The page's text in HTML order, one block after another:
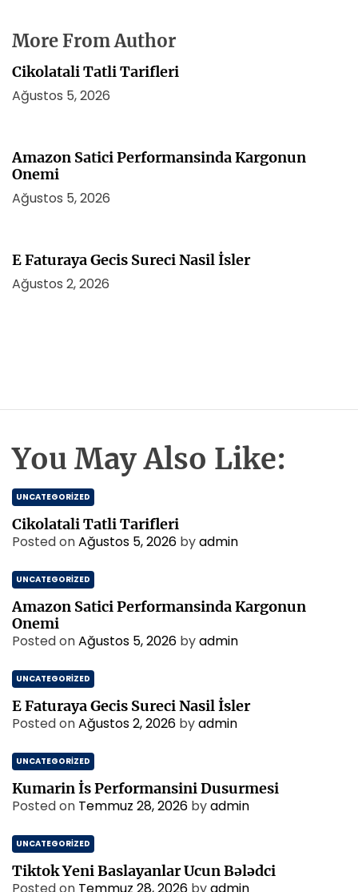
More From Author
Cikolatali Tatli Tarifleri
Ağustos 5, 2026
Amazon Satici Performansinda Kargonun
Onemi
Ağustos 5, 2026
E Faturaya Gecis Sureci Nasil İsler
Ağustos 2, 2026
You May Also Like:
UNCATEGORIZED
Cikolatali Tatli Tarifleri
Posted onAğustos 5, 2026 byadmin
UNCATEGORIZED
Amazon Satici Performansinda Kargonun
Onemi
Posted onAğustos 5, 2026 byadmin
UNCATEGORIZED
E Faturaya Gecis Sureci Nasil İsler
Posted onAğustos 2, 2026 byadmin
UNCATEGORIZED
Kumarin İs Performansini Dusurmesi
Posted on Temmuz 28, 2026 byadmin
UNCATEGORIZED
Tiktok Yeni Baslayanlar Ucun Bələdci